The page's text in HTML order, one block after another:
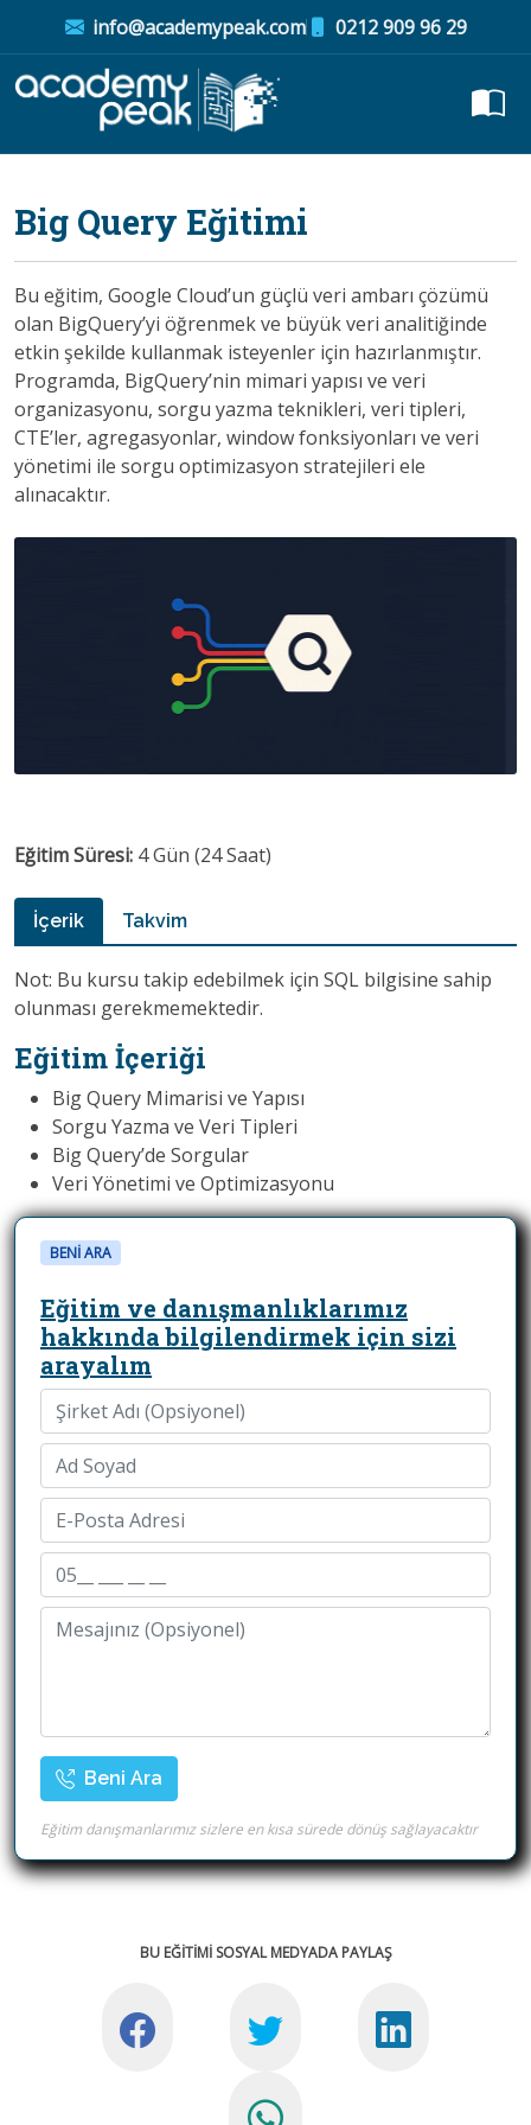
info@academypeak.com 0212 909 96 29
Big Query Eğitimi
Bu eğitim, Google Cloud’un güçlü veri ambarı çözümü
olan BigQuery’yi öğrenmek ve büyük veri analitiğinde
etkin şekilde kullanmak isteyenler için hazırlanmıştır.
Programda, BigQuery’nin mimari yapısı ve veri
organizasyonu, sorgu yazma teknikleri, veri tipleri,
CTE’ler, agregasyonlar, window fonksiyonları ve veri
yönetimi ile sorgu optimizasyon stratejileri ele
alınacaktır.
Eğitim Süresi: 4 Gün (24 Saat)
İçerik Takvim
Not: Bu kursu takip edebilmek için SQL bilgisine sahip
olunması gerekmemektedir.
Eğitim İçeriği
Big Query Mimarisi ve Yapısı
Sorgu Yazma ve Veri Tipleri
Big Query’de Sorgular
Veri Yönetimi ve Optimizasyonu
BENİ ARA
Eğitim ve danışmanlıklarımız
hakkında bilgilendirmek için sizi
arayalım
Beni Ara
Eğitim danışmanlarımız sizlere en kısa sürede dönüş sağlayacaktır
BU EĞİTİMİ SOSYAL MEDYADA PAYLAŞ